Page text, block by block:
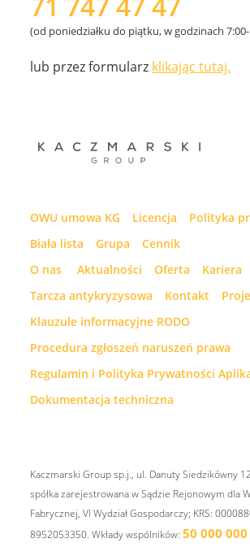
(od poniedziałku do piątku, w godzinach
lub przez formularz klikając tutaj.
OWU umowa KG Licencja
Polityka
Biała lista
Grupa
Cennik
O nas
Aktualności Oferta
Kariera
Tarcza antykryzysowa
Kontakt
Klauzule informacyjne RODO
Procedura zgłoszeń naruszeń prawa
Regulamin i Polityka Prywatności
Dokumentacja techniczna
Kaczmarski Group sp.j., ul. Danuty Siedzikówny
spółka zarejestrowana w Sądzie Rejonowym dla
Fabrycznej, VI Wydział Gospodarczy; KRS:
8952053350. Wkłady wspólników:50 000 000